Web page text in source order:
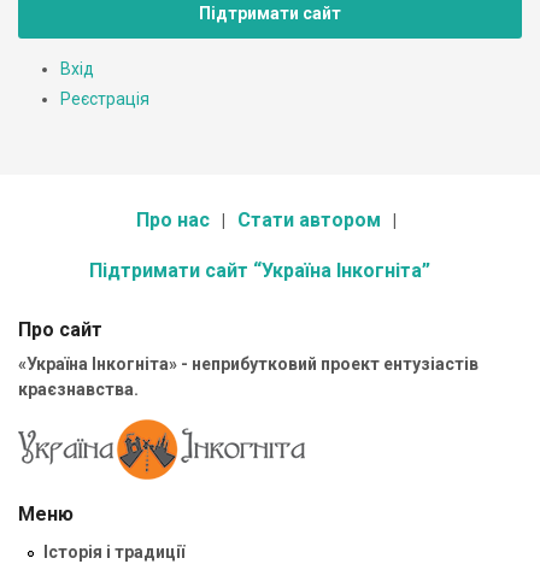
Підтримати сайт
Вхід
Реєстрація
Про нас Стати автором
Підтримати сайт “Україна Інкогніта”
Про сайт
«Україна Інкогніта» - неприбутковий проект ентузіастів
краєзнавства.
Меню
Історія і традиції